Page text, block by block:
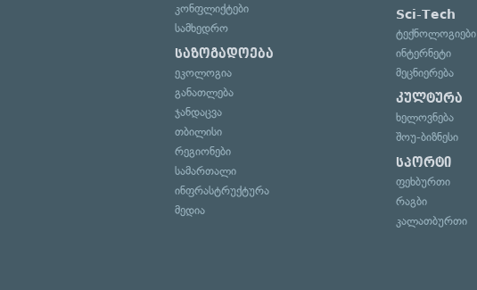
კონფლიქტები
სამხედრო
საზოგადოება
ეკოლოგია
განათლება
ჯანდაცვა
თბილისი
რეგიონები
სამართალი
ინფრასტრუქტურა
მედია
Sci-Tech
ტექნოლოგიები
ინტერნეტი
მეცნიერება
კულტურა
ხელოვნება
შოუ-ბიზნესი
სპორტი
ფეხბურთი
რაგბი
კალათბურთი